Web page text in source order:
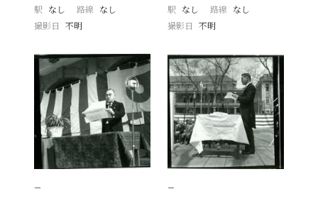
駅 なし 路線 なし
撮影日
不明
駅 なし 路線 なし
撮影日 不明
− −